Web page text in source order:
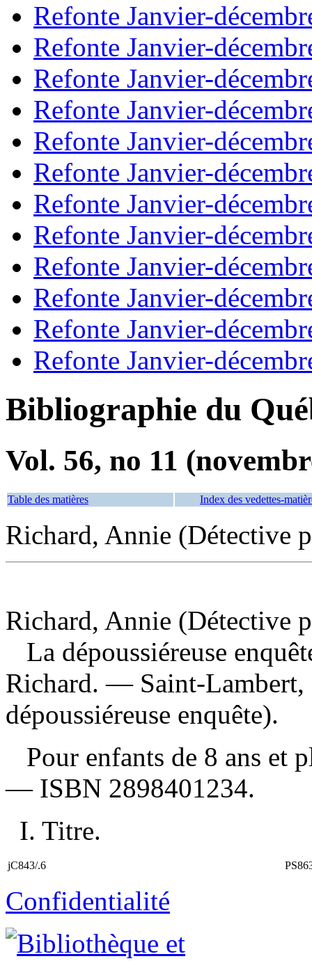
Refonte Janvier-
Refonte Janvier-
Refonte Janvier-
Refonte Janvier-
Refonte Janvier-
Refonte Janvier-
Refonte Janvier-
Refonte Janvier-
Refonte Janvier-
Refonte Janvier-
Refonte Janvier-
Refonte Janvier-
Bibliographie du
Vol. 56, no 11
Table des matières Index des vedettes-
Richard, Annie (Détective
Richard, Annie (Détective
La dépoussiéreuse
Richard. — Saint-
dépoussiéreuse enquête).
Pour enfants de 8 ans et
— ISBN 2898401234.
I. Titre.
jC843/.6
Confidentialité